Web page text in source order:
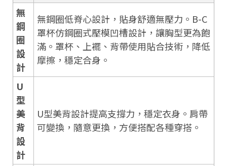
無
鋼
圈
設
計
無鋼圈低脊心設計，貼身舒適無壓力。B-C
罩杯仿鋼圈式壓模凹槽設計，讓胸型更為飽
滿。罩杯、上襬、背帶使用貼合技術，降低
摩擦，穩定合身。
U
型
美
背
設
計
U型美背設計提高支撐力，穩定衣身。肩帶
可變換，隨意更換，方便搭配各種穿搭。